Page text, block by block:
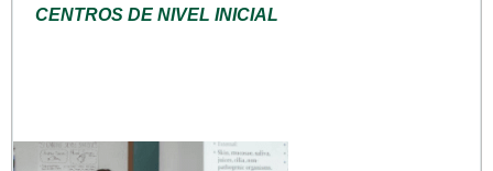
CENTROS DE NIVEL INICIAL